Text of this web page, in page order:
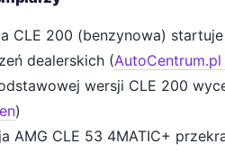
CLE 200 (benzynowa)
dealerskich (
wersji CLE 200
)
AMG CLE 53 4MATIC+